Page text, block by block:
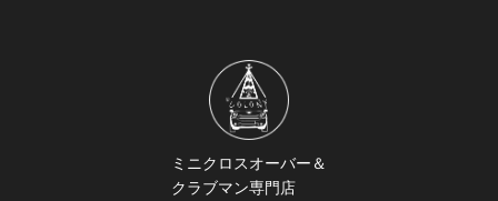
ミニクロスオーバー＆
クラブマン専門店